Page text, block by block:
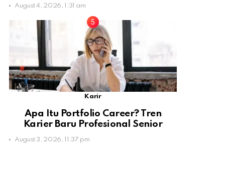
August 4, 2026, 1:31 am
Karir
Apa Itu Portfolio Career? Tren
Karier Baru Profesional Senior
August 3, 2026, 11:37 pm